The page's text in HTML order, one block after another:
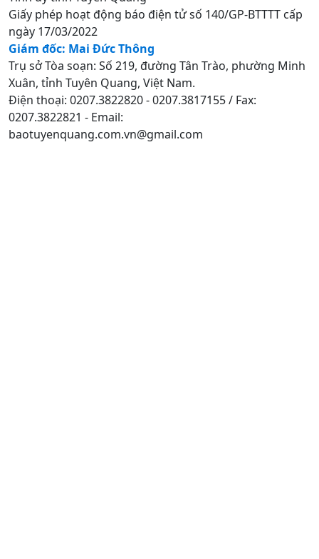
Giấy phép hoạt động báo điện tử số 140/GP-BTTTT cấp
ngày 17/03/2022
Giám đốc: Mai Đức Thông
Trụ sở Tòa soạn: Số 219, đường Tân Trào, phường Minh
Xuân, tỉnh Tuyên Quang, Việt Nam.
Điện thoại: 0207.3822820 - 0207.3817155 / Fax:
0207.3822821 - Email:
baotuyenquang.com.vn@gmail.com